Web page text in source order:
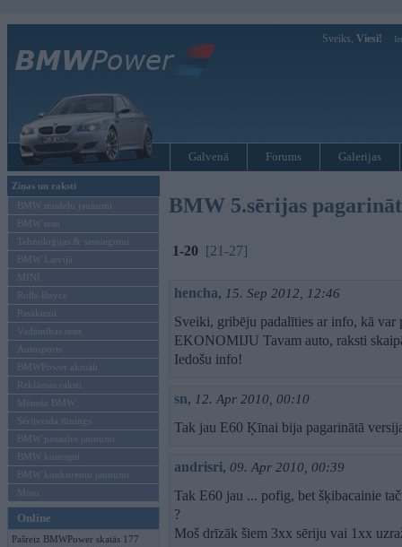
Sveiks, Viesi!
Galvenā Forums Galerijas
Ziņas un raksti
BMW modeļu jaunumi
BMW testi
Tehnoloģijas & sasniegumi
BMW Latvijā
MINI
Rolls-Royce
Pasākumi
Vadāmības tests
Autosports
BMWPower aktuāli
Reklāmas raksti
Mēneša BMW
Sērijveida tūnings
BMW pasaules jaunumi
BMW koncepti
BMW konkurentu jaunumi
Moto
Online
Pašreiz BMWPower skatās 177
BMW 5.sērijas
1-20 [21-27]
hencha, 15. Sep 2012, 12:46
Sveiki, gribēju padalīties ar info, kā
EKONOMIJU Tavam auto, raksti
Iedošu info!
sn, 12. Apr 2010, 00:10
Tak jau E60 Ķīnai bija pagarinātā
andrisri, 09. Apr 2010, 00:39
Tak E60 jau ... pofig, bet šķibacainie
?
Moš drīzāk šiem 3xx sēriju vai 1xx